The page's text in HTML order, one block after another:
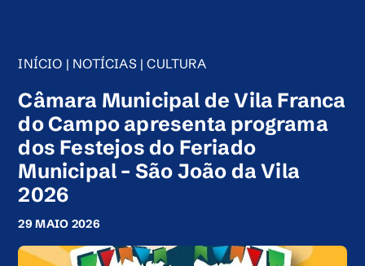
INÍCIO | NOTÍCIAS |CULTURA
Câmara Municipal de Vila Franca
do Campo apresenta programa
dos Festejos do Feriado
Municipal – São João da Vila
2026
29 MAIO 2026